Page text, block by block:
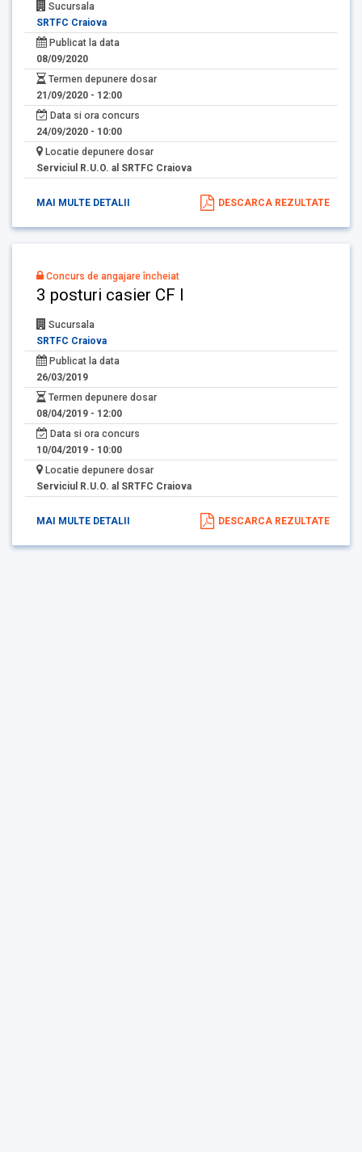
Sucursala
SRTFC Craiova
Publicat la data
08/09/2020
Termen depunere dosar
21/09/2020 - 12:00
Data si ora concurs
24/09/2020 - 10:00
Locatie depunere dosar
Serviciul R.U.O. al SRTFC Craiova
MAI MULTE DETALII DESCARCA REZULTATE
Concurs de angajare încheiat
3 posturi casier CF I
Sucursala
SRTFC Craiova
Publicat la data
26/03/2019
Termen depunere dosar
08/04/2019 - 12:00
Data si ora concurs
10/04/2019 - 10:00
Locatie depunere dosar
Serviciul R.U.O. al SRTFC Craiova
MAI MULTE DETALII DESCARCA REZULTATE